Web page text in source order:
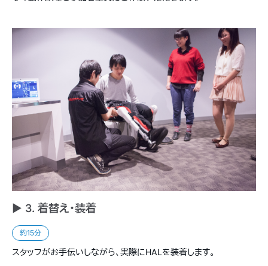
► 3. 着替え・装着
約15分
スタッフがお手伝いしながら、実際にHALを装着します。